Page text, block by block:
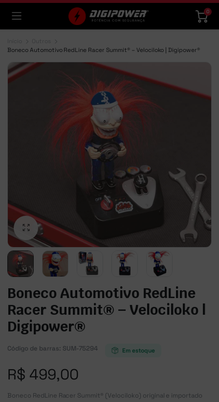
0
Boneco Automotivo RedLine Racer Summit® – Velociloko | Digipower®
Boneco Automotivo RedLine
Racer Summit® – Velociloko |
Digipower®
Código de barras: SUM-75294 Em estoque
R$ 499,00
Boneco RedLine Racer Summit® (Velociloko) original e importado